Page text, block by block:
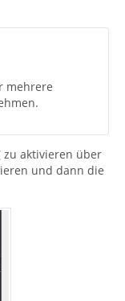
mehrere
zu aktivieren über
und dann die